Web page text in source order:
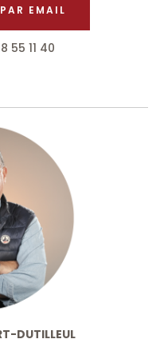
EMAIL
55 11 40
DUTILLEUL